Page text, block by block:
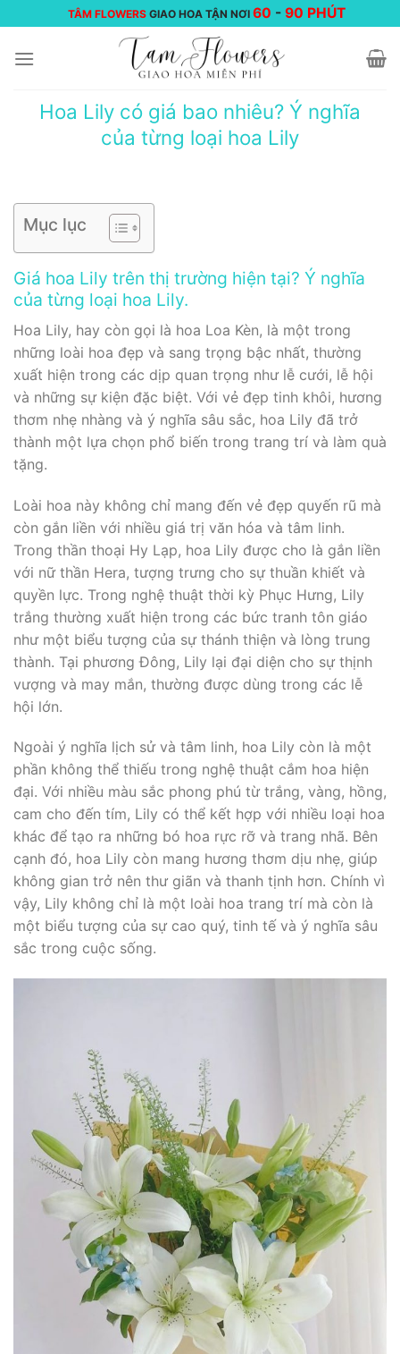
đến
nội
TÂM FLOWERS GIAO HOA TẬN NƠI 60 -90 PHÚT
Hoa Lily có giá bao nhiêu? Ý nghĩa
của từng loại hoa Lily
Mục lục
Giá hoa Lily trên thị trường hiện tại? Ý nghĩa
của từng loại hoa Lily.
Hoa Lily, hay còn gọi là hoa Loa Kèn, là một trong
những loài hoa đẹp và sang trọng bậc nhất, thường
xuất hiện trong các dịp quan trọng như lễ cưới, lễ hội
và những sự kiện đặc biệt. Với vẻ đẹp tinh khôi, hương
thơm nhẹ nhàng và ý nghĩa sâu sắc, hoa Lily đã trở
thành một lựa chọn phổ biến trong trang trí và làm quà
tặng.
Loài hoa này không chỉ mang đến vẻ đẹp quyến rũ mà
còn gắn liền với nhiều giá trị văn hóa và tâm linh.
Trong thần thoại Hy Lạp, hoa Lily được cho là gắn liền
với nữ thần Hera, tượng trưng cho sự thuần khiết và
quyền lực. Trong nghệ thuật thời kỳ Phục Hưng, Lily
trắng thường xuất hiện trong các bức tranh tôn giáo
như một biểu tượng của sự thánh thiện và lòng trung
thành. Tại phương Đông, Lily lại đại diện cho sự thịnh
vượng và may mắn, thường được dùng trong các lễ
hội lớn.
Ngoài ý nghĩa lịch sử và tâm linh, hoa Lily còn là một
phần không thể thiếu trong nghệ thuật cắm hoa hiện
đại. Với nhiều màu sắc phong phú từ trắng, vàng, hồng,
cam cho đến tím, Lily có thể kết hợp với nhiều loại hoa
khác để tạo ra những bó hoa rực rỡ và trang nhã. Bên
cạnh đó, hoa Lily còn mang hương thơm dịu nhẹ, giúp
không gian trở nên thư giãn và thanh tịnh hơn. Chính vì
vậy, Lily không chỉ là một loài hoa trang trí mà còn là
một biểu tượng của sự cao quý, tinh tế và ý nghĩa sâu
sắc trong cuộc sống.